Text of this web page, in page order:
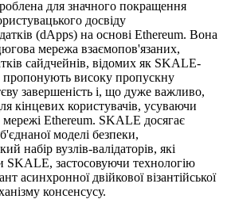
для значного покращення
досвіду
(dApps) на основі Ethereum. Вона
мережа взаємопов'язаних,
сайдчейнів, відомих як SKALE-
високу пропускну
завершеність і, що дуже важливо,
кінцевих користувачів, усуваючи
мережі Ethereum. SKALE досягає
моделі безпеки,
набір вузлів-валідаторів, які
застосовуючи технологію
асинхронної двійкової візантійської
консенсусу.